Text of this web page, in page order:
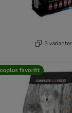
3 varianter
favoritt